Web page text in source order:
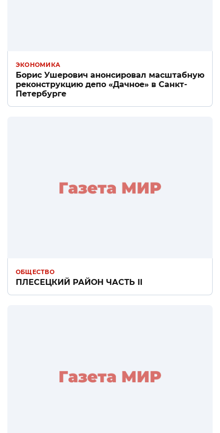
ЭКОНОМИКА
Борис Ушерович анонсировал масштабную
реконструкцию депо «Дачное» в Санкт-
Петербурге
ОБЩЕСТВО
ПЛЕСЕЦКИЙ РАЙОН ЧАСТЬ II